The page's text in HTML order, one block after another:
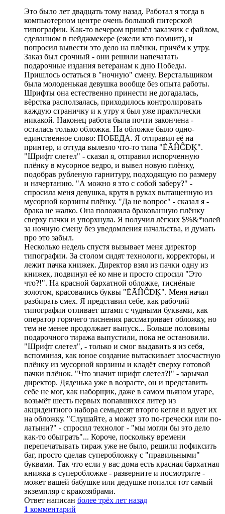
Это было лет двадцать тому назад. Работал я тогда в
компьютерном центре очень большой питерской
типографии. Как-то вечером пришёл заказчик с файлом,
сделанном в пейджмекере (ежели кто помнит), и
попросил вывести это дело на плёнки, причём к утру.
Заказ был срочный - они решили напечатать
подарочные издания ветеранам к дню Победы.
Пришлось остаться в "ночную" смену. Верстальщиком
была молоденькая девушка вообще без опыта работы.
Шрифты она естественно принести не догадалась,
вёрстка расползалась, приходилось контролировать
каждую страничку и к утру я был уже практически
никакой. Наконец работа была почти закончена -
осталась только обложка. На обложке было одно-
единственное слово: ПОБЕДА. Я отправил её на
принтер, и оттуда вылезло что-то типа "ĖĀĤĈĐĶ".
"Шрифт слетел" - сказал я, отправил испорченную
плёнку в мусорное ведро, и вывел новую плёнку,
подобрав рубленую гарнитуру, подходящую по размеру
и начертанию. "А можно я это с собой заберу?" -
спросила меня девушка, крутя в руках вытащенную из
мусорной корзины плёнку. "Да не вопрос" - сказал я -
брака не жалко. Она положила бракованную плёнку
сверху пачки и упорхнула. Я получил лёгких $%&*юлей
за ночную смену без уведомления начальства, и думать
про это забыл.
Несколько недель спустя вызывает меня директор
типографии. За столом сидят технологи, корректоры, и
лежит пачка книжек. Директор взял из пачки одну из
книжек, подвинул её ко мне и просто спросил "Это
что?!". На красной бархатной обложке, тиснёные
золотом, красовались буквы "ĖĀĤĈĐĶ". Меня начал
разбирать смех. Я представил себе, как рабочий
типографии отливает штамп с чудными буквами, как
оператор горячего тиснения рассматривает обложку, но
тем не менее продолжает выпуск... Больше половины
подарочного тиража выпустили, пока не остановили.
"Шрифт слетел", - только и смог выдавить я из себя,
вспоминая, как юное создание вытаскивает злосчастную
плёнку из мусорной корзины и кладёт сверху готовой
пачки плёнок. "Что значит шрифт слетел?!" - зарычал
директор. Дяденька уже в возрасте, он и представить
себе не мог, как наборщик, даже в самом пьяном угаре,
возьмёт шесть первых попавшихся литер из
акцидентного набора семьдесят вторго кегля и вдует их
на обложку. "Слушайте, а может это по-гречески или по-
латыни?" - спросил технолог - "мы могли бы это дело
как-то обыграть"... Короче, поскольку времени
перепечатывать тираж уже не было, решили пофиксить
баг, просто сделав суперобложку с "правильными"
буквами. Так что если у вас дома есть красная бархатная
книжка в суперобложке - разверните и посмотрите -
может вашей бабушке или дедушке попался тот самый
экземпляр с кракозябрами.
Ответ написан более трёх лет назад
1 комментарий